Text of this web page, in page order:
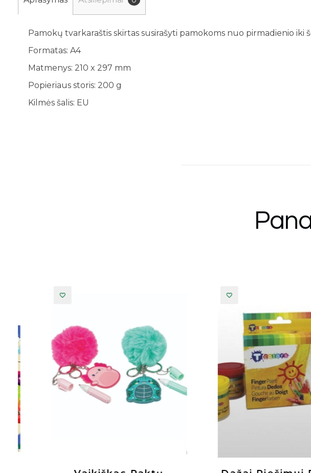
Pamokų tvarkaraštis skirtas susirašyti pamokoms nuo pirmadienio
Formatas: A4
Matmenys: 210 x 297 mm
Popieriaus storis: 200 g
Kilmės šalis: EU